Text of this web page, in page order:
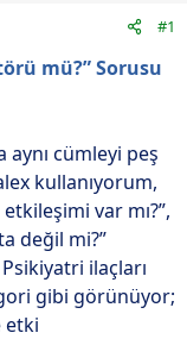
#1
mü?” Sorusu
cümleyi peş
kullanıyorum,
var mı?”,
değil mi?”
Psikiyatri ilaçları
gibi görünüyor;
etki